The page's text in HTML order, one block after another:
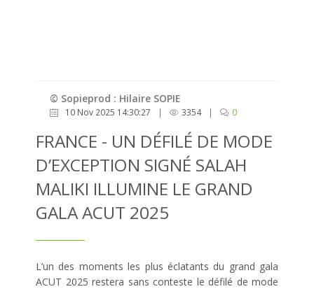
© Sopieprod : Hilaire SOPIE
10 Nov 2025 14:30:27 | 3354 | 0
FRANCE - UN DÉFILÉ DE MODE
D’EXCEPTION SIGNÉ SALAH
MALIKI ILLUMINE LE GRAND
GALA ACUT 2025
L’un des moments les plus éclatants du grand gala
ACUT 2025 restera sans conteste le défilé de mode